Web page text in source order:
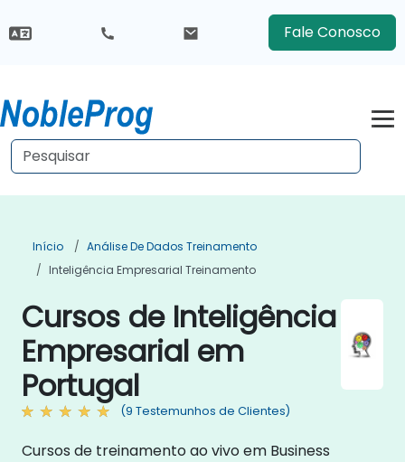
Fale Conosco
Início
Análise De Dados Treinamento
Inteligência Empresarial Treinamento
Cursos de Inteligência
Empresarial em
Portugal
(9 Testemunhos de Clientes)
Cursos de treinamento ao vivo em Business